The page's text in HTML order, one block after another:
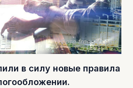
Фото freepik.com
в силу новые правила